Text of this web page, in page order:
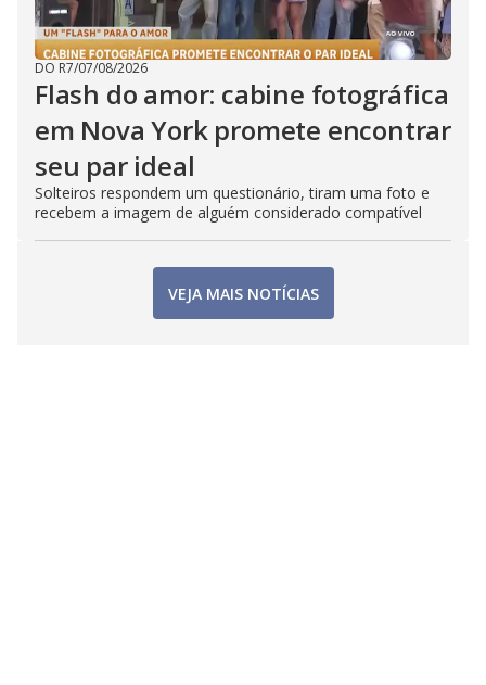
DO R7/07/08/2026
Flash do amor: cabine fotográfica
em Nova York promete encontrar
seu par ideal
Solteiros respondem um questionário, tiram uma foto e
recebem a imagem de alguém considerado compatível
VEJA MAIS NOTÍCIAS